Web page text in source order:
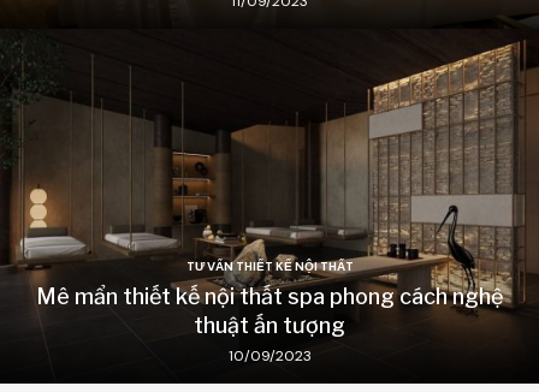
TƯ VẤN THIẾT KẾ NỘI THẤT
Mê mẩn thiết kế nội thất spa phong cách nghệ
thuật ấn tượng
10/09/2023